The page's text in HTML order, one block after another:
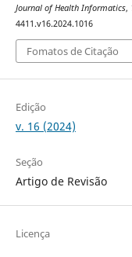
Journal of Health Informatics,
4411.v16.2024.1016
Fomatos de Citação
Edição
v. 16 (2024)
Seção
Artigo de Revisão
Licença